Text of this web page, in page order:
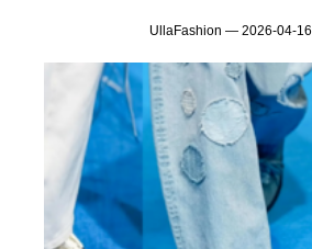
UllaFashion — 2026-04-16